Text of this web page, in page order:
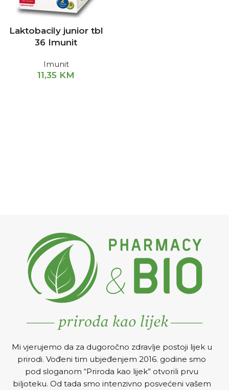
Laktobacily junior tbl
36 Imunit
Imunit
11,35 KM
Mi vjerujemo da za dugoročno zdravlje postoji lijek u
prirodi. Vođeni tim ubjeđenjem 2016. godine smo
pod sloganom “Priroda kao lijek” otvorili prvu
biljoteku. Od tada smo intenzivno posvećeni vašem